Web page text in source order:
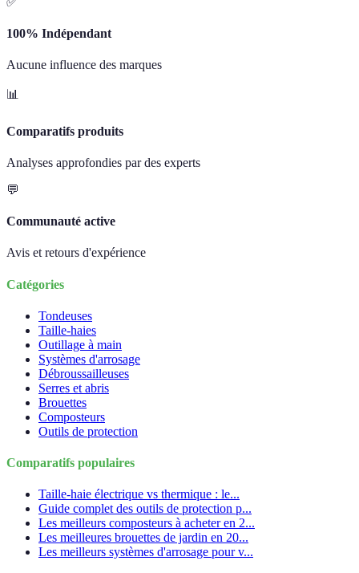
100% Indépendant
Aucune influence des marques
📊
Comparatifs produits
Analyses approfondies par des experts
💬
Communauté active
Avis et retours d'expérience
Catégories
Tondeuses
Taille-haies
Outillage à main
Systèmes d'arrosage
Débroussailleuses
Serres et abris
Brouettes
Composteurs
Outils de protection
Comparatifs populaires
Taille-haie électrique vs thermique : le...
Guide complet des outils de protection p...
Les meilleurs composteurs à acheter en 2...
Les meilleures brouettes de jardin en 20...
Les meilleurs systèmes d'arrosage pour v...